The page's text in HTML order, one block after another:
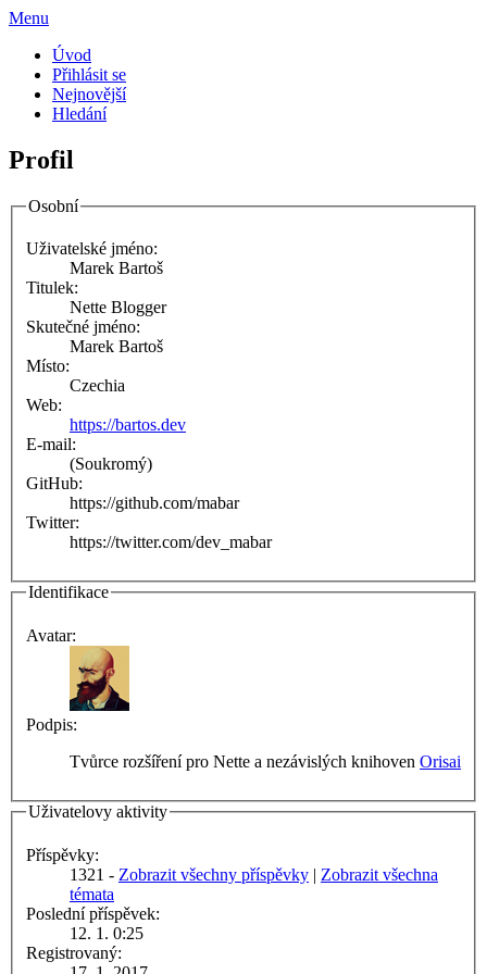
Menu
Úvod
Přihlásit se
Nejnovější
Hledání
Profil
Osobní
Uživatelské jméno:
Marek Bartoš
Titulek:
Nette Blogger
Skutečné jméno:
Marek Bartoš
Místo:
Czechia
Web:
https://bartos.dev
E-mail:
(Soukromý)
GitHub:
https://github.com/mabar
Twitter:
https://twitter.com/dev_mabar
Identifikace
Avatar:
Podpis:
Tvůrce rozšíření pro Nette a nezávislých knihoven Orisai
Uživatelovy aktivity
Příspěvky:
1321 - Zobrazit všechny příspěvky | Zobrazit všechna
témata
Poslední příspěvek:
12. 1. 0:25
Registrovaný: